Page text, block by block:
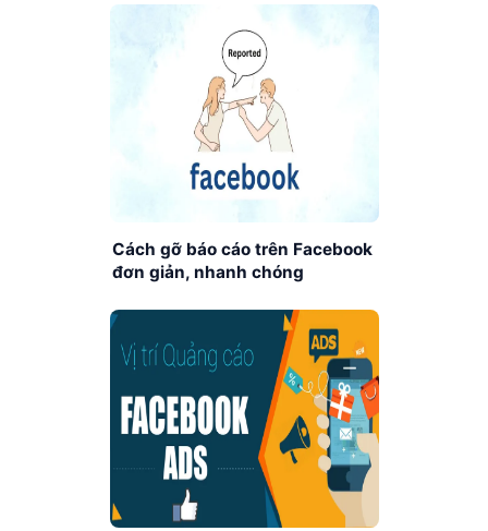
Cách gỡ báo cáo trên Facebook
đơn giản, nhanh chóng